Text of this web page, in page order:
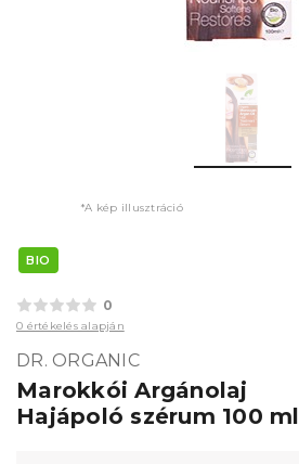
*A kép illusztráció
BIO
0
0 értékelés alapján
DR. ORGANIC
Marokkói Argánolaj
Hajápoló szérum 100 ml